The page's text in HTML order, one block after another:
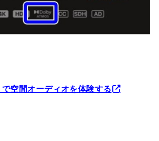
空間オーディオを体験する